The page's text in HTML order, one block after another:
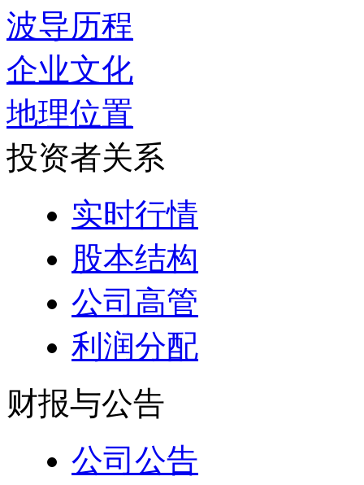
波导历程
企业文化
地理位置
投资者关系
实时行情
股本结构
公司高管
利润分配
财报与公告
公司公告